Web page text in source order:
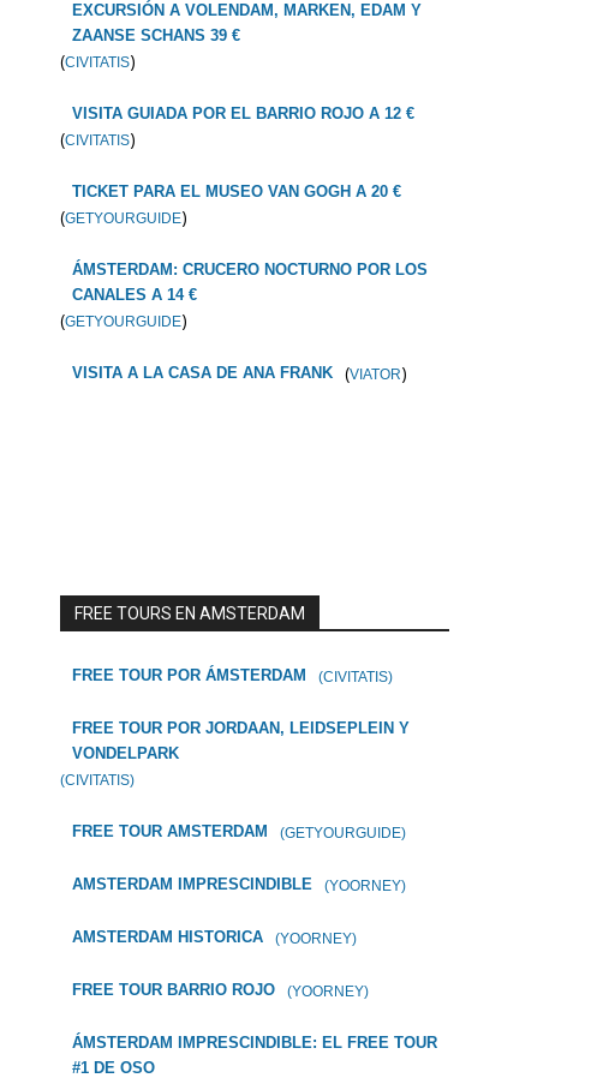
EXCURSIÓN A VOLENDAM, MARKEN, EDAM Y
ZAANSE SCHANS 39 €
(CIVITATIS)
VISITA GUIADA POR EL BARRIO ROJO A 12 €
(CIVITATIS)
TICKET PARA EL MUSEO VAN GOGH A 20 €
(GETYOURGUIDE)
ÁMSTERDAM: CRUCERO NOCTURNO POR LOS
CANALES A 14 €
(GETYOURGUIDE)
VISITA A LA CASA DE ANA FRANK (VIATOR)
FREE TOURS EN AMSTERDAM
FREE TOUR POR ÁMSTERDAM (CIVITATIS)
FREE TOUR POR JORDAAN, LEIDSEPLEIN Y
VONDELPARK
(CIVITATIS)
FREE TOUR AMSTERDAM (GETYOURGUIDE)
AMSTERDAM IMPRESCINDIBLE (YOORNEY)
AMSTERDAM HISTORICA (YOORNEY)
FREE TOUR BARRIO ROJO (YOORNEY)
ÁMSTERDAM IMPRESCINDIBLE: EL FREE TOUR
#1 DE OSO